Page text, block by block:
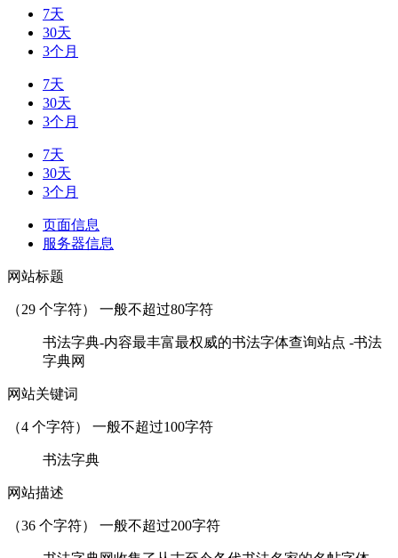
7天
30天
3个月
7天
30天
3个月
7天
30天
3个月
页面信息
服务器信息
网站标题
（29 个字符） 一般不超过80字符
书法字典-内容最丰富最权威的书法字体查询站点 -书法
字典网
网站关键词
（4 个字符） 一般不超过100字符
书法字典
网站描述
（36 个字符） 一般不超过200字符